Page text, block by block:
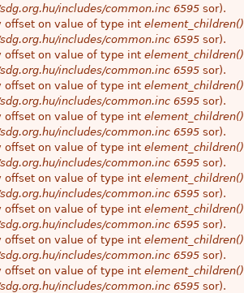
includes/common.inc 6595 sor).
offset on value of type int element_children()
includes/common.inc 6595 sor).
offset on value of type int element_children()
includes/common.inc 6595 sor).
offset on value of type int element_children()
includes/common.inc 6595 sor).
offset on value of type int element_children()
includes/common.inc 6595 sor).
offset on value of type int element_children()
includes/common.inc 6595 sor).
offset on value of type int element_children()
includes/common.inc 6595 sor).
offset on value of type int element_children()
includes/common.inc 6595 sor).
offset on value of type int element_children()
includes/common.inc 6595 sor).
offset on value of type int element_children()
includes/common.inc 6595 sor).